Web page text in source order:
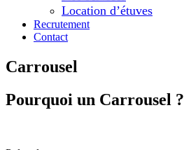
Location d’étuves
Recrutement
Contact
Carrousel
Pourquoi un Carrousel ?